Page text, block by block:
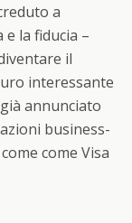
a
e la fiducia –
il
interessante
annunciato
business-
come Visa